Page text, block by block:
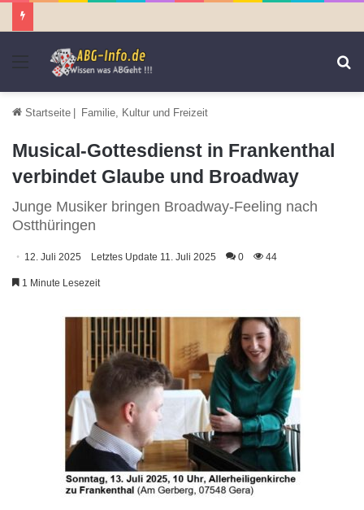
Menü
Startseite | Familie, Kultur und Freizeit
Musical-Gottesdienst in Frankenthal
verbindet Glaube und Broadway
Junge Musiker bringen Broadway-Feeling nach
Ostthüringen
12. Juli 2025 Letztes Update 11. Juli 2025 0 44
1 Minute Lesezeit